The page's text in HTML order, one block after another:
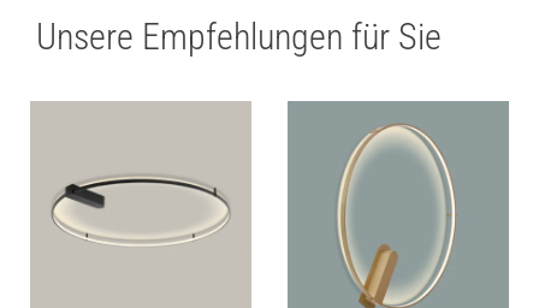
Unsere Empfehlungen für Sie